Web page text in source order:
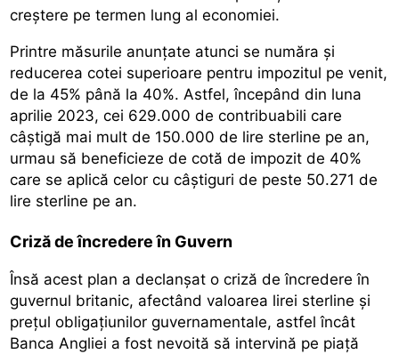
creştere pe termen lung al economiei.
Printre măsurile anunţate atunci se număra şi
reducerea cotei superioare pentru impozitul pe venit,
de la 45% până la 40%. Astfel, începând din luna
aprilie 2023, cei 629.000 de contribuabili care
câştigă mai mult de 150.000 de lire sterline pe an,
urmau să beneficieze de cotă de impozit de 40%
care se aplică celor cu câştiguri de peste 50.271 de
lire sterline pe an.
Criză de încredere în Guvern
Însă acest plan a declanşat o criză de încredere în
guvernul britanic, afectând valoarea lirei sterline şi
preţul obligaţiunilor guvernamentale, astfel încât
Banca Angliei a fost nevoită să intervină pe piaţă